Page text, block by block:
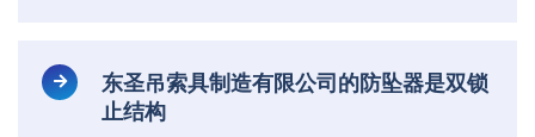
东圣吊索具制造有限公司的防坠器是双锁
止结构